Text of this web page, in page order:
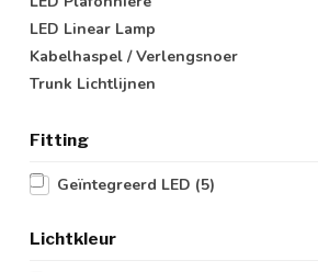
LED Linear Lamp
Kabelhaspel / Verlengsnoer
Trunk Lichtlijnen
Fitting
Geïntegreerd LED (5)
Lichtkleur